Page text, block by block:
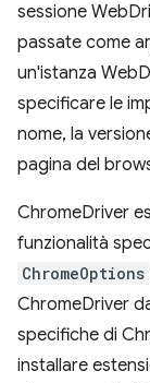
sessione
passate come
un'istanza
specificare le
nome, la
pagina del
ChromeDriver
funzionalità
ChromeOptions
ChromeDriver
specifiche di
installare